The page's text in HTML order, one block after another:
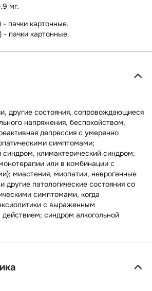
мг.
пачки картонные.
пачки картонные.
другие состояния, сопровождающиеся
напряжения, беспокойством,
депрессия с умеренно
симптомами;
климактерический синдром;
или в комбинации с
миастения, миопатии, неврогенные
патологические состояния со
симптомами, когда
с выраженным
синдром алкогольной